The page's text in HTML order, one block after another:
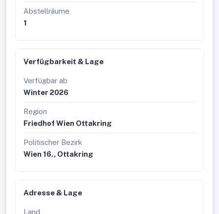
Abstellräume
1
Verfügbarkeit & Lage
Verfügbar ab
Winter 2026
Region
Friedhof Wien Ottakring
Politischer Bezirk
Wien 16., Ottakring
Adresse & Lage
Land